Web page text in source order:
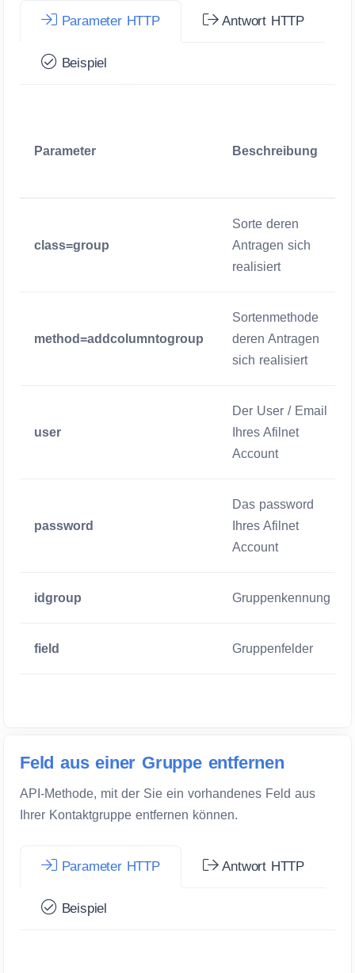
Parameter HTTP Antwort HTTP
Beispiel
Parameter Beschreibung
class=group
Sorte deren
Antragen sich
realisiert
method=addcolumntogroup
Sortenmethode
deren Antragen
sich realisiert
user
Der User / Email
Ihres Afilnet
Account
password
Das password
Ihres Afilnet
Account
idgroup Gruppenkennung
field Gruppenfelder
Feld aus einer Gruppe entfernen
API-Methode, mit der Sie ein vorhandenes Feld aus
Ihrer Kontaktgruppe entfernen können.
Parameter HTTP Antwort HTTP
Beispiel